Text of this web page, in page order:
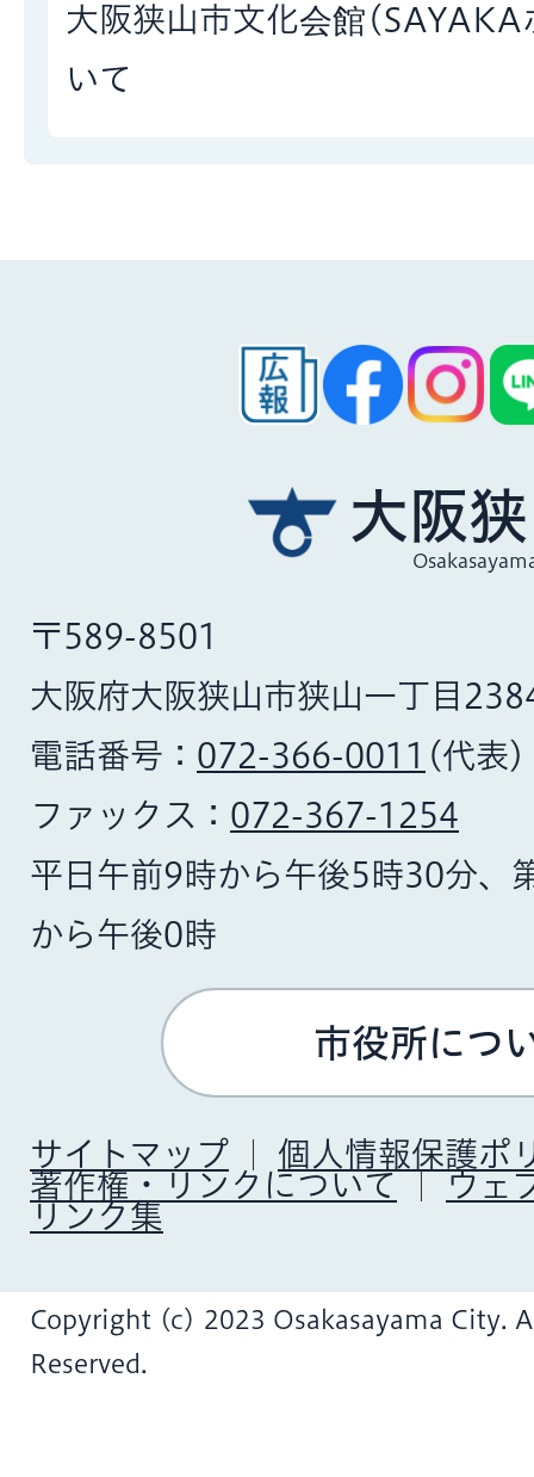
大阪狭山市文化会館(SAYAKA
いて
大阪
〒589-8501
大阪府大阪狭山市狭山一丁目
電話番号： 072-366-0011 (代表)
ファックス： 072-367-1254
平日午前9時から午後5時30分、
から午後0時
市役所につ
サイトマップ
個人情報保護ポ
著作権・リンクについて
ウェ
リンク集
Copyright (c) 2023 Osakasayama City.
Reserved.